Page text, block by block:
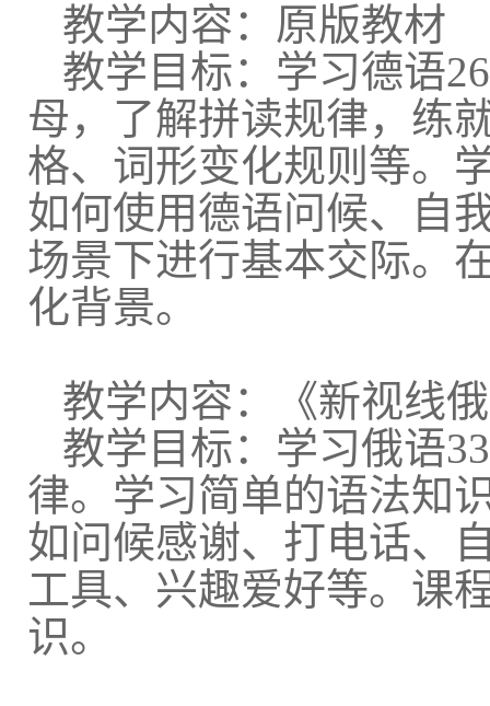
教学内容：原版教材
教学目标：学习德语26
母，了解拼读规律，练
格、词形变化规则等。
如何使用德语问候、自
场景下进行基本交际。
化背景。
教学内容：《新视线
教学目标：学习俄语33
律。学习简单的语法知
如问候感谢、打电话、
工具、兴趣爱好等。课
识。